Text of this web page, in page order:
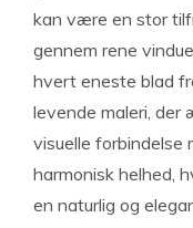
kan være en stor
gennem rene
hvert eneste blad
levende maleri, der
visuelle forbindelse
harmonisk helhed,
en naturlig og